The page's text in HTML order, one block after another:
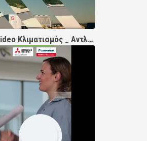
Δέλτα Τεχνική Εταιρικό Video Κλιματισμός _ Αντλίες Θερμότητας